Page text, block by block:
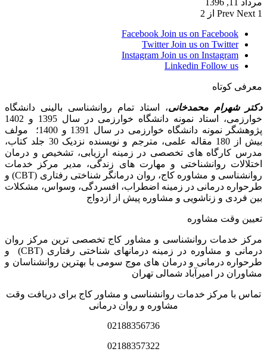
Prev Next 1 از 2
Facebook Join us on Facebook
Twitter Join us on Twitter
Instagram Join us on Instagram
Linkedin Follow us
معرفی کوتاه
دکتر شهرام محمدخانی، استاد تمام روانشناسی بالینی دانشگاه
خوارزمی، استاد نمونه دانشگاه خوارزمی در سال 1395 و 1402
پژوهشگر نمونه دانشگاه خوارزمی در سال 1391 و 1400؛ مولف
بیش از 180 مقاله علمی، مترجم و نویسنده نزدیک 30 جلد کتاب،
مدرس کارگاه­ های تخصصی در زمینه ارزیابی، تشخیص و درمان
اختلالات روانشناختی و مهارت های زندگی، مدیر مرکز خدمات
روانشناسی و مشاوره کاج، روان­ درمانگر شناختی رفتاری (CBT) و
طرحواره درمانی در زمینه اضطراب، افسردگی، وسواس، مشکلات
بین فردی و زناشویی و مشاوره پیش از ازدواج
تعیین وقت مشاوره
مرکز خدمات روانشناسی و مشاور کاج تخصصی‏ ترین مرکز روان
درمانی و مشاوره در زمینه درمان‏های شناختی رفتاری (CBT) و
طرحواره درمانی و درمان های موج سومی با بهترین روانشناسان و
مشاوران در امیرآباد شمالی تهران
تماس با مرکز خدمات روانشناسی و مشاور کاج برای دریافت وقت
مشاوره و روان درمانی
02188356736
02188357322